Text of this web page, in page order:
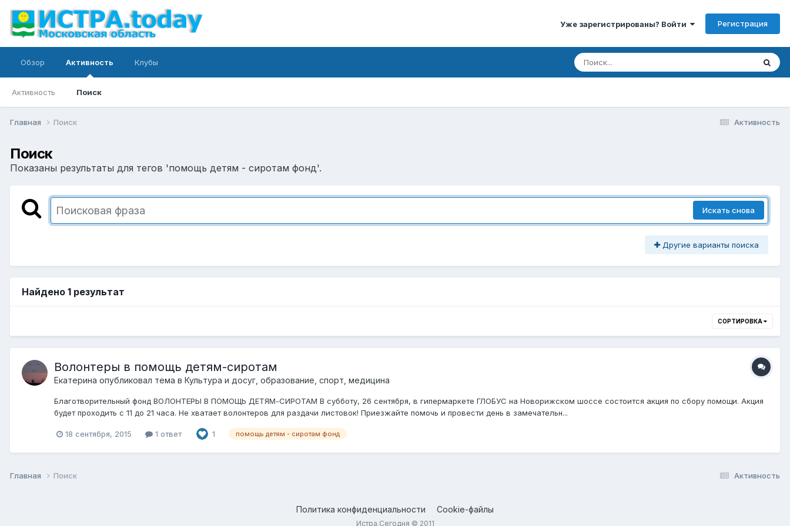
Уже зарегистрированы? Войти Регистрация
Обзор Активность
Активность Поиск
Клубы
Активность
Главная Поиск
Поиск
Показаны результаты для тегов 'помощь детям - сиротам фонд'.
Искать снова
Другие варианты поиска
Найдено 1 результат
СОРТИРОВКА
Волонтеры в помощь детям-сиротам
Екатерина опубликовал тема в Культура и досуг, образование, спорт, медицина
Благотворительный фонд ВОЛОНТЕРЫ В ПОМОЩЬ ДЕТЯМ-СИРОТАМ В субботу, 26 сентября, в гипермаркете ГЛОБУС на Новорижском шоссе состоится акция по сбору помощи. Акция
будет проходить с 11 до 21 часа. Не хватает волонтеров для раздачи листовок! Приезжайте помочь и провести день в замечательн...
18 сентября, 2015 1 ответ 1 помощь детям - сиротам фонд
Активность
Главная Поиск
Политика конфиденциальности Cookie-файлы
Истра.Сегодня © 2011